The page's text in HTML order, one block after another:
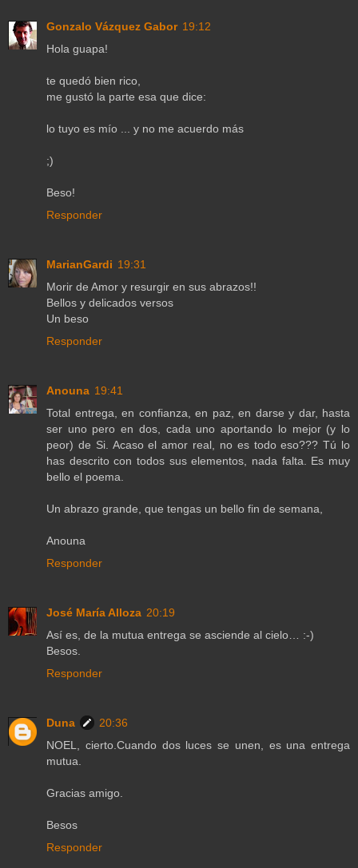
Gonzalo Vázquez Gabor 19:12
Hola guapa!
te quedó bien rico,
me gustó la parte esa que dice:
lo tuyo es mío ... y no me acuerdo más
;)
Beso!
Responder
MarianGardi 19:31
Morir de Amor y resurgir en sus abrazos!!
Bellos y delicados versos
Un beso
Responder
Anouna 19:41
Total entrega, en confianza, en paz, en darse y dar, hasta
ser uno pero en dos, cada uno aportando lo mejor (y lo
peor) de Si. Acaso el amor real, no es todo eso??? Tú lo
has descrito con todos sus elementos, nada falta. Es muy
bello el poema.
Un abrazo grande, que tengas un bello fin de semana,
Anouna
Responder
José María Alloza 20:19
Así es, de la mutua entrega se asciende al cielo… :-)
Besos.
Responder
Duna
20:36
NOEL, cierto.Cuando dos luces se unen, es una entrega
mutua.
Gracias amigo.
Besos
Responder